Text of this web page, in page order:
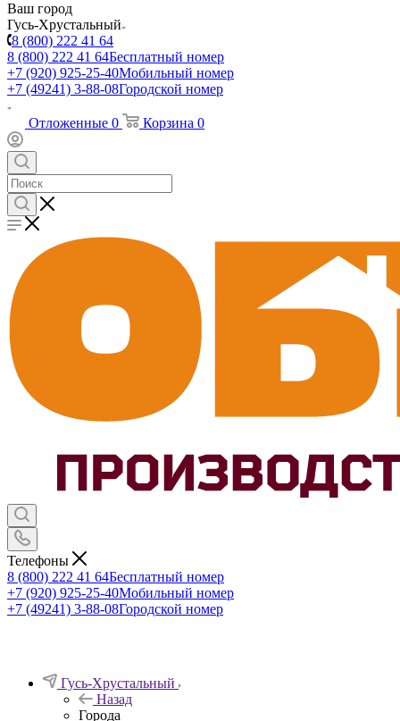
Ваш город
Гусь-Хрустальный
8 (800) 222 41 64
8 (800) 222 41 64Бесплатный номер
+7 (920) 925-25-40Мобильный номер
+7 (49241) 3-88-08Городской номер
Отложенные 0 Корзина 0
Телефоны
8 (800) 222 41 64Бесплатный номер
+7 (920) 925-25-40Мобильный номер
+7 (49241) 3-88-08Городской номер
Гусь-Хрустальный
Назад
Города